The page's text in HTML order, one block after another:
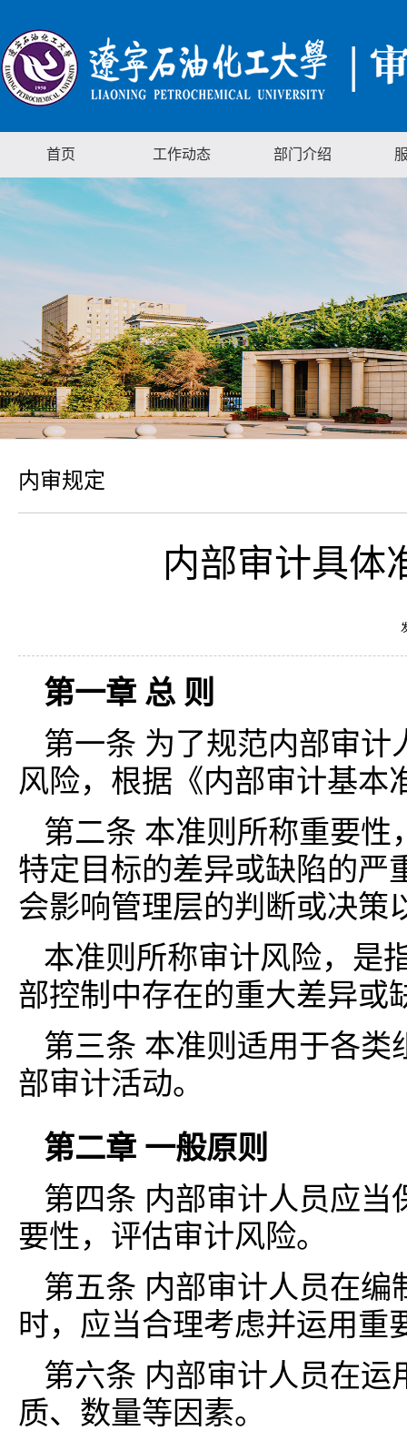
首页 工作动态 部门介绍
内审规定
内部审计具体
第一章 总 则
第一条 为了规范内部审
风险，根据《内部审计基本
第二条 本准则所称重要
特定目标的差异或缺陷的严
会影响管理层的判断或决策
本准则所称审计风险，是
部控制中存在的重大差异或
第三条 本准则适用于各
部审计活动。
第二章 一般原则
第四条 内部审计人员应
要性，评估审计风险。
第五条 内部审计人员在
时，应当合理考虑并运用重
第六条 内部审计人员在
质、数量等因素。